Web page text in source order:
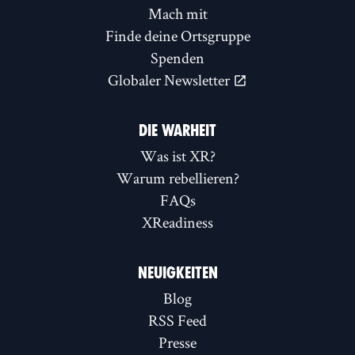
Mach mit
Finde deine Ortsgruppe
Spenden
Globaler Newsletter
DIE WARHEIT
Was ist XR?
Warum rebellieren?
FAQs
XReadiness
NEUIGKEITEN
Blog
RSS Feed
Presse